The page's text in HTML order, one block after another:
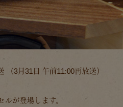
（3月31日 午前11:00再放送）
ルが登場します。